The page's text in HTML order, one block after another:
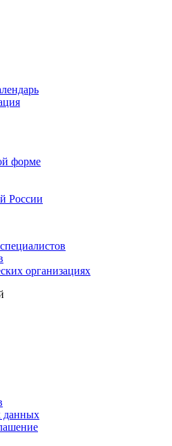
форме
России
организациях
данных